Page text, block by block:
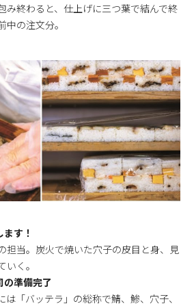
み終わると、仕上げに三つ葉で結んで終
の注文分。
す！
担当。炭火で焼いた穴子の皮目と身、見
く。
準備完了
「バッテラ」の総称で鯖、鯵、穴子、